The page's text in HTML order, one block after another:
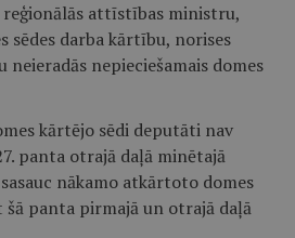
reģionālās attīstības ministru,
sēdes darba kārtību, norises
nepieciešamais domes
kārtējo sēdi deputāti nav
panta otrajā daļā minētajā
nākamo atkārtoto domes
panta pirmajā un otrajā daļā